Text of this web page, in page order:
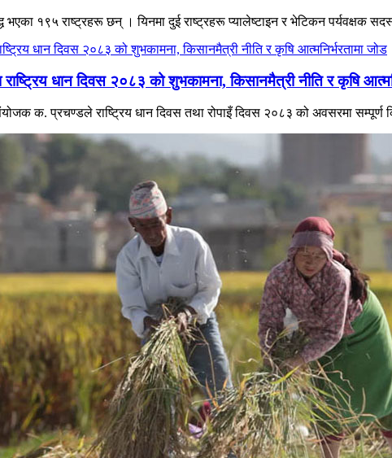
भएका १९५ राष्ट्रहरू छन् । यिनमा दुई राष्ट्रहरू प्यालेष्टाइन र भेटिकन पर्यवक्षक
धान दिवस २०८३ को शुभकामना, किसानमैत्री नीति र कृषि
क. प्रचण्डले राष्ट्रिय धान दिवस तथा रोपाइँ दिवस २०८३ को अवसरमा सम्पूर्ण